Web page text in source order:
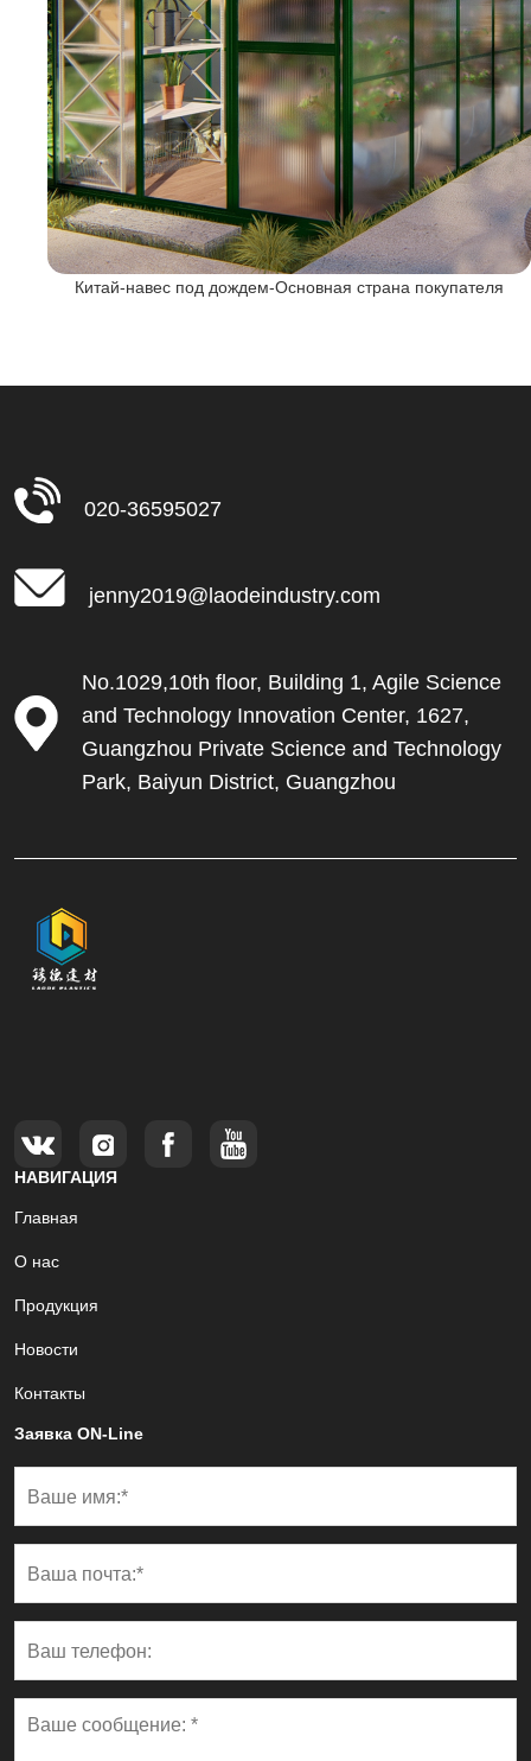
Китай-навес под дождем-Основная страна покупателя
020-36595027
jenny2019@laodeindustry.com
No.1029,10th floor, Building 1, Agile Science
and Technology Innovation Center, 1627,
Guangzhou Private Science and Technology
Park, Baiyun District, Guangzhou
НАВИГАЦИЯ
Главная
О нас
Продукция
Новости
Контакты
Заявка ON-Line